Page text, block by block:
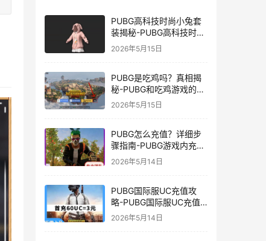
PUBG高科技时尚小兔套
装揭秘-PUBG高科技时尚
小兔套装的潮流与科技结
2026年5月15日
PUBG是吃鸡吗？真相揭
秘-PUBG和吃鸡游戏的区
别与联系
2026年5月15日
PUBG怎么充值？详细步
骤指南-PUBG游戏内充值
方法及常见问题解答
2026年5月14日
PUBG国际服UC充值攻
略-PUBG国际服UC充值
方法及注意事项
2026年5月14日